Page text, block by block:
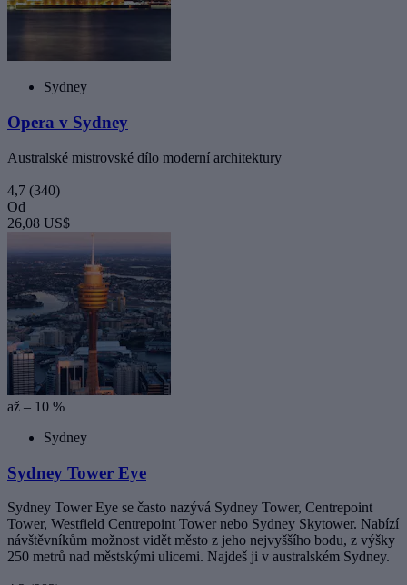
Sydney
Opera v Sydney
Australské mistrovské dílo moderní architektury
4,7 (340)
Od
26,08 US$
až – 10 %
Sydney
Sydney Tower Eye
Sydney Tower Eye se často nazývá Sydney Tower, Centrepoint
Tower, Westfield Centrepoint Tower nebo Sydney Skytower. Nabízí
návštěvníkům možnost vidět město z jeho nejvyššího bodu, z výšky
250 metrů nad městskými ulicemi. Najdeš ji v australském Sydney.